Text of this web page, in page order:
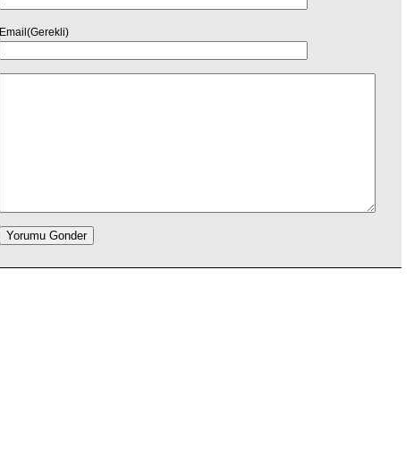
Email(Gerekli)